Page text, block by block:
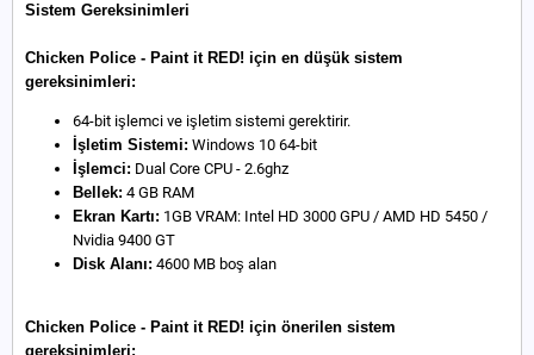
Sistem Gereksinimleri
Chicken Police - Paint it RED! için en düşük sistem
gereksinimleri:
64-bit işlemci ve işletim sistemi gerektirir.
İşletim Sistemi: Windows 10 64-bit
İşlemci: Dual Core CPU - 2.6ghz
Bellek: 4 GB RAM
Ekran Kartı: 1GB VRAM: Intel HD 3000 GPU / AMD HD 5450 /
Nvidia 9400 GT
Disk Alanı: 4600 MB boş alan
Chicken Police - Paint it RED! için önerilen sistem
gereksinimleri: